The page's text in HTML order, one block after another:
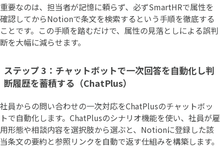
重要なのは、担当者が記憶に頼らず、必ずSmartHRで属性を
確認してからNotionで条文を検索するという手順を徹底する
ことです。この手順を踏むだけで、属性の見落としによる誤判
断を大幅に減らせます。
ステップ 3：チャットボットで一次回答を自動化し判
断履歴を蓄積する（ChatPlus）
社員からの問い合わせの一次対応をChatPlusのチャットボッ
トで自動化します。ChatPlusのシナリオ機能を使い、社員が雇
用形態や相談内容を選択肢から選ぶと、Notionに登録した該
当条文の要約と参照リンクを自動で返す仕組みを構築します。